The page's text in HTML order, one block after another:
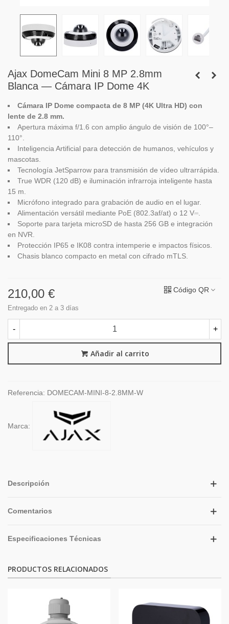
Ajax DomeCam Mini 8 MP 2.8mm
Blanca — Cámara IP Dome 4K
Cámara IP Dome compacta de 8 MP (4K Ultra HD) con
lente de 2.8 mm.
Apertura máxima f/1.6 con amplio ángulo de visión de 100°–
110°.
Inteligencia Artificial para detección de humanos, vehículos y
mascotas.
Tecnología JetSparrow para transmisión de vídeo ultrarrápida.
True WDR (120 dB) e iluminación infrarroja inteligente hasta
15 m.
Micrófono integrado para grabación de audio en el lugar.
Alimentación versátil mediante PoE (802.3af/at) o 12 V⎓.
Soporte para tarjeta microSD de hasta 256 GB e integración
en NVR.
Protección IP65 e IK08 contra intemperie e impactos físicos.
Chasis blanco compacto en metal con cifrado mTLS.
210,00 €
Entregado en 2 a 3 días
Código QR
- +
Añadir al carrito
Referencia: DOMECAM-MINI-8-2.8MM-W
Marca:
Descripción
Comentarios
Especificaciones Técnicas
PRODUCTOS RELACIONADOS